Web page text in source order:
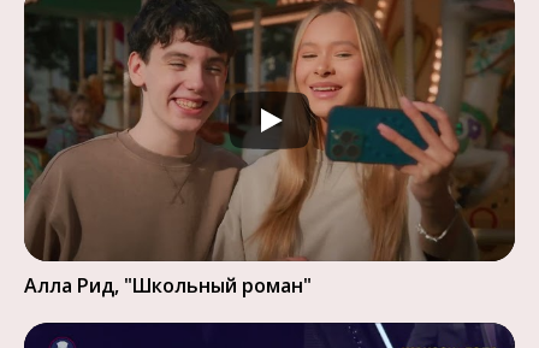
Алла Рид, "Школьный роман"